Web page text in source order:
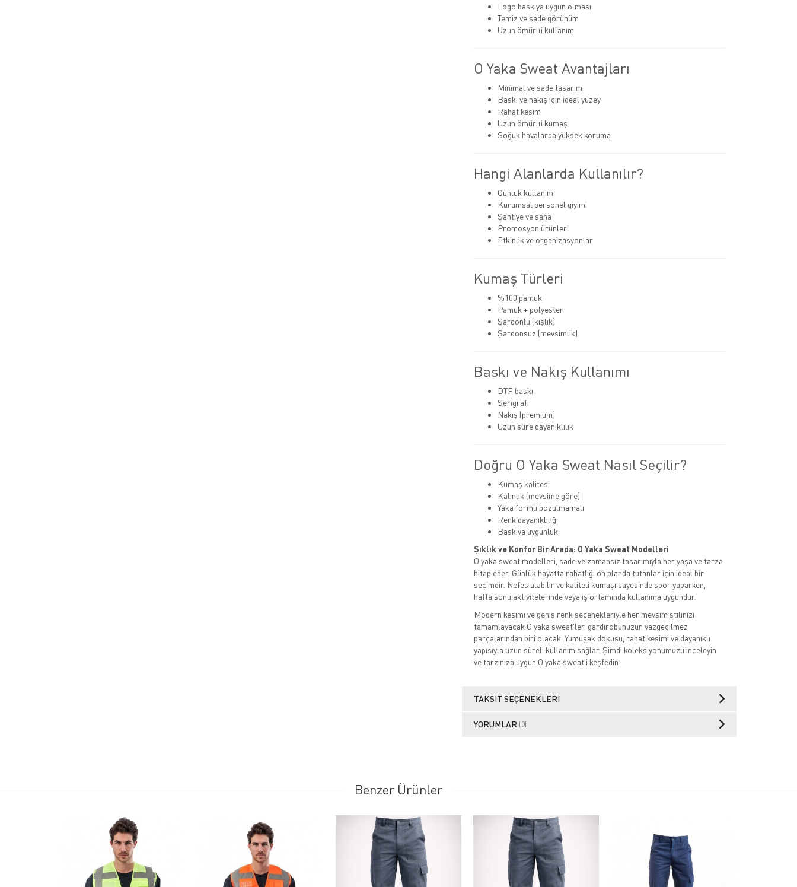
Logo baskıya uygun olması
Temiz ve sade görünüm
Uzun ömürlü kullanım
O Yaka Sweat Avantajları
Minimal ve sade tasarım
Baskı ve nakış için ideal yüzey
Rahat kesim
Uzun ömürlü kumaş
Soğuk havalarda yüksek koruma
Hangi Alanlarda Kullanılır?
Günlük kullanım
Kurumsal personel giyimi
Şantiye ve saha
Promosyon ürünleri
Etkinlik ve organizasyonlar
Kumaş Türleri
%100 pamuk
Pamuk + polyester
Şardonlu (kışlık)
Şardonsuz (mevsimlik)
Baskı ve Nakış Kullanımı
DTF baskı
Serigrafi
Nakış (premium)
Uzun süre dayanıklılık
Doğru O Yaka Sweat Nasıl Seçilir?
Kumaş kalitesi
Kalınlık (mevsime göre)
Yaka formu bozulmamalı
Renk dayanıklılığı
Baskıya uygunluk
Şıklık ve Konfor Bir Arada: O Yaka Sweat Modelleri
O yaka sweat modelleri, sade ve zamansız tasarımıyla her yaşa ve tarza
hitap eder. Günlük hayatta rahatlığı ön planda tutanlar için ideal bir
seçimdir. Nefes alabilir ve kaliteli kumaşı sayesinde spor yaparken,
hafta sonu aktivitelerinde veya iş ortamında kullanıma uygundur.
Modern kesimi ve geniş renk seçenekleriyle her mevsim stilinizi
tamamlayacak O yaka sweat'ler, gardırobunuzun vazgeçilmez
parçalarından biri olacak. Yumuşak dokusu, rahat kesimi ve dayanıklı
yapısıyla uzun süreli kullanım sağlar. Şimdi koleksiyonumuzu inceleyin
ve tarzınıza uygun O yaka sweat’i keşfedin!
TAKSIT SEÇENEKLERI
YORUMLAR (0)
Benzer Ürünler